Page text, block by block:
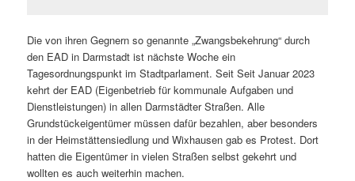
Die von ihren Gegnern so genannte „Zwangsbekehrung“ durch
den EAD in Darmstadt ist nächste Woche ein
Tagesordnungspunkt im Stadtparlament. Seit Seit Januar 2023
kehrt der EAD (Eigenbetrieb für kommunale Aufgaben und
Dienstleistungen) in allen Darmstädter Straßen. Alle
Grundstückeigentümer müssen dafür bezahlen, aber besonders
in der Heimstättensiedlung und Wixhausen gab es Protest. Dort
hatten die Eigentümer in vielen Straßen selbst gekehrt und
wollten es auch weiterhin machen.